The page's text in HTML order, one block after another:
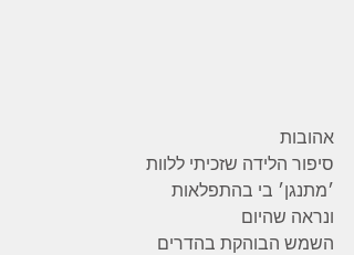
אהובות
סיפור הלידה שזכיתי ללוות
׳מתנגן׳ בי בהתפלאות
ונראה שהיום
השמש הבוהקת בהדרים